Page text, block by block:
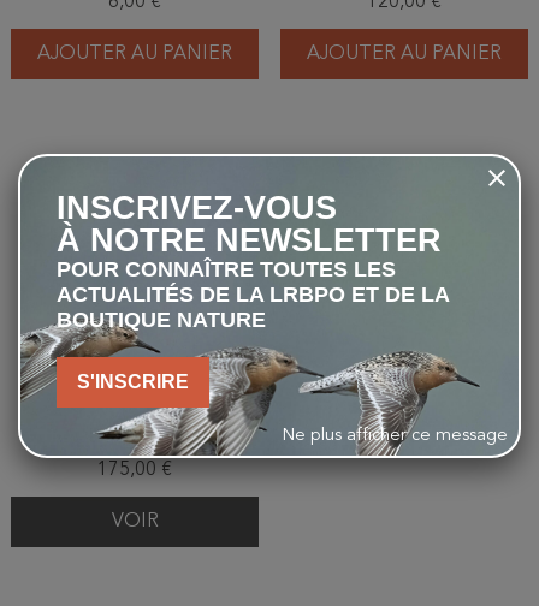
AJOUTER AU PANIER AJOUTER AU PANIER
Bushnell - Panneau solaire
pour piège photographique
175,00 €
VOIR
INSCRIVEZ-VOUS
À NOTRE NEWSLETTER
POUR CONNAÎTRE TOUTES LES
ACTUALITÉS DE LA LRBPO ET DE LA
BOUTIQUE NATURE
S'INSCRIRE
Ne plus afficher ce message